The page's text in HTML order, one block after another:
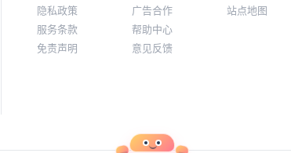
隐私政策
服务条款
免责声明
广告合作
帮助中心
意见反馈
站点地图